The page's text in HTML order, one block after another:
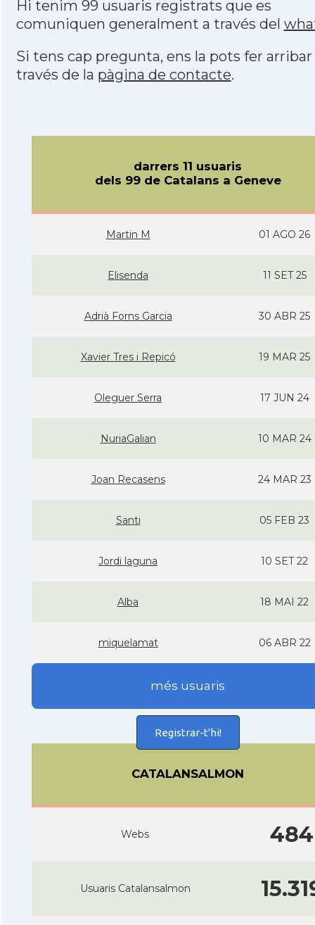
Hi tenim 99 usuaris registrats que es
comuniquen generalment a través del
Si tens cap pregunta, ens la pots fer arribar
través de la pàgina de contacte.
darrers 11 usuaris
dels 99 de Catalans a Geneve
Martin M 01 AGO 26
Elisenda 11 SET 25
Adrià Forns Garcia 30 ABR 25
Xavier Tres i Repicó 19 MAR 25
Oleguer Serra 17 JUN 24
NuriaGalian 10 MAR 24
Joan Recasens 24 MAR 23
Santi 05 FEB 23
Jordi laguna 10 SET 22
Alba 18 MAI 22
miquelamat 06 ABR 22
més usuaris
Registrar-t'hi!
CATALANSALMON
Webs 484
Usuaris Catalansalmon